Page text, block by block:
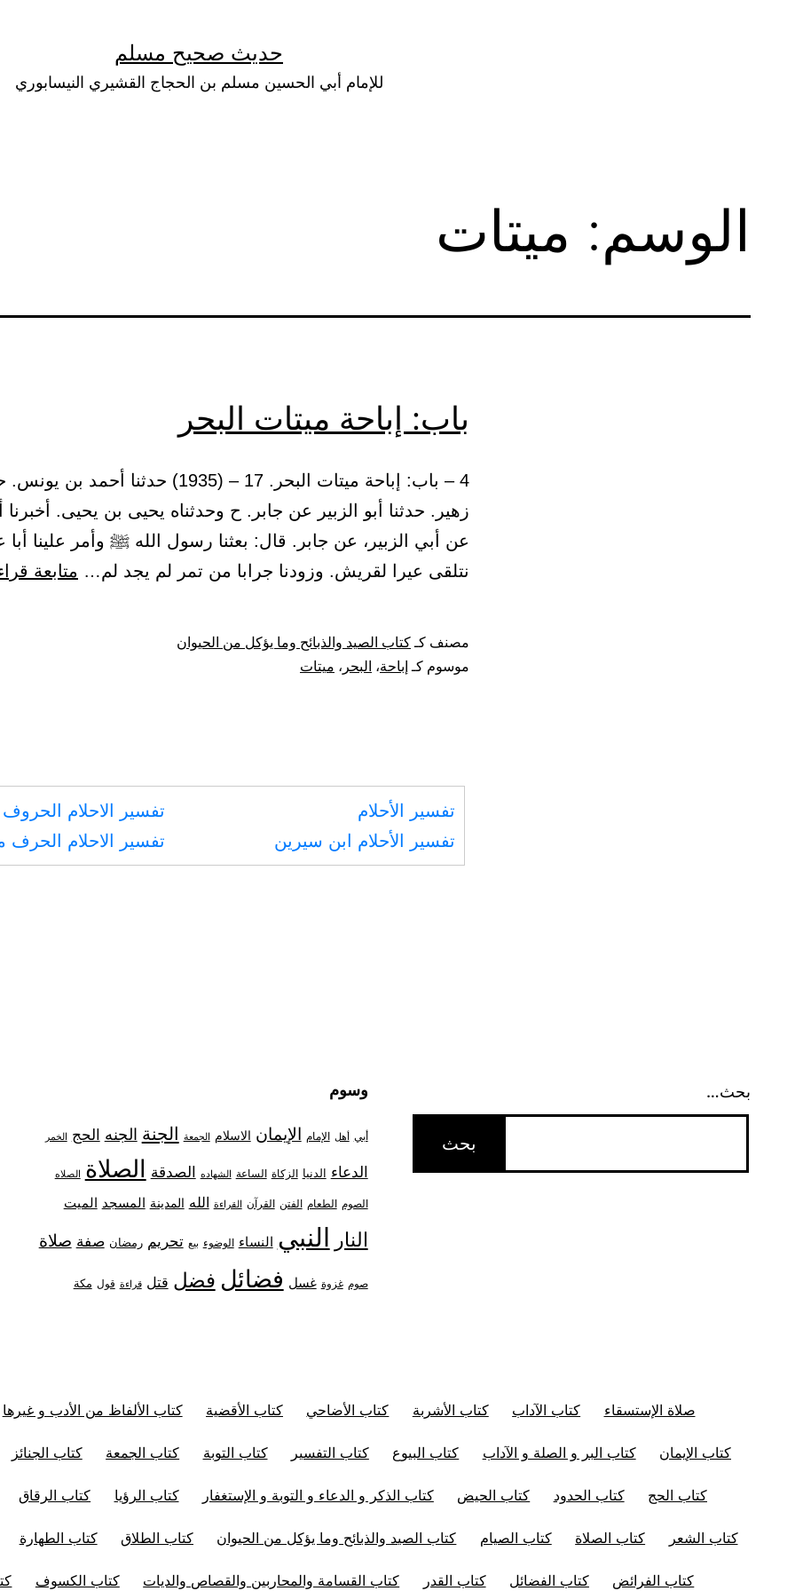
حديث صحيح مسلم
للإمام أبي الحسين مسلم بن الحجاج القشيري النيسابوري
الوسم: ميتات
باب: إباحة ميتات البحر
4 – باب: إباحة ميتات البحر. 17 – (1935) حدثنا أحمد بن
زهير. حدثنا أبو الزبير عن جابر. ح وحدثناه يحيى بن يحيى. أخبرنا
عن أبي الزبير، عن جابر. قال: بعثنا رسول الله ﷺ وأمر علينا أبا
نتلقى عيرا لقريش. وزودنا جرابا من تمر لم يجد لم… متابعة
مصنف كـ كتاب الصيد والذبائح وما يؤكل من الحيوان
موسوم كـ إباحة، البحر ، ميتات
تفسير الأحلام
تفسير الأحلام ابن سيرين
تفسير الاحلام
تفسير الاحلام
بحث… وسوم
أبي أهل الإمام الإيمان الاسلام الجمعة الجنة الجنه الحج الخمر
الدعاء الدنيا الزكاة الساعة الشهاده الصدقة الصلاة الصلاه
الصوم الطعام الفتن القرآن القراءة الله المدينة المسجد الميت
النار النبي النساء الوضوء بيع تحريم رمضان صفة صلاة
صوم غزوة غسل فضائل فضل قتل قراءة قول مكة
صلاة الإستسقاء كتاب الآداب كتاب الأشربة كتاب الأضاحي كتاب الأقضية كتاب الألفاظ من الأدب و غيرها
كتاب الإيمان كتاب البر و الصلة و الآداب كتاب البيوع كتاب التفسير كتاب التوبة كتاب الجمعة كتاب الجنائز
كتاب الحج كتاب الحدود كتاب الحيض كتاب الذكر و الدعاء و التوبة و الإستغفار كتاب الرؤيا كتاب الرقاق
كتاب الشعر كتاب الصلاة كتاب الصيام كتاب الصيد والذبائح وما يؤكل من الحيوان كتاب الطلاق كتاب الطهارة
كتاب الفرائض كتاب الفضائل كتاب القدر كتاب القسامة والمحاربين والقصاص والديات كتاب الكسوف